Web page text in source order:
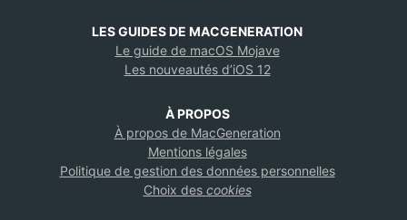
LES GUIDES DE MACGENERATION
Le guide de macOS Mojave
Les nouveautés d’iOS 12
À PROPOS
À propos de MacGeneration
Mentions légales
Politique de gestion des données personnelles
Choix des cookies